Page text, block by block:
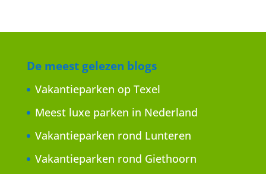
De meest gelezen blogs
Vakantieparken op Texel
Meest luxe parken in Nederland
Vakantieparken rond Lunteren
Vakantieparken rond Giethoorn